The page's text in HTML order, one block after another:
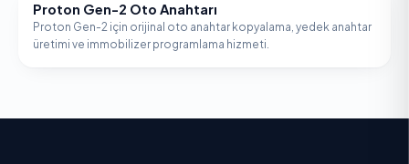
PROTON
Proton Gen-2 Oto Anahtarı
Proton Gen-2 için orijinal oto anahtar kopyalama, yedek anahtar
üretimi ve immobilizer programlama hizmeti.